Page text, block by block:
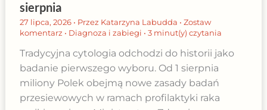
sierpnia
27 lipca, 2026 • Przez Katarzyna Labudda • Zostaw
komentarz • Diagnoza i zabiegi • 3 minut(y) czytania
Tradycyjna cytologia odchodzi do historii jako
badanie pierwszego wyboru. Od 1 sierpnia
miliony Polek obejmą nowe zasady badań
przesiewowych w ramach profilaktyki raka